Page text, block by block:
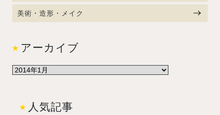
美術・造形・メイク
アーカイブ
人気記事